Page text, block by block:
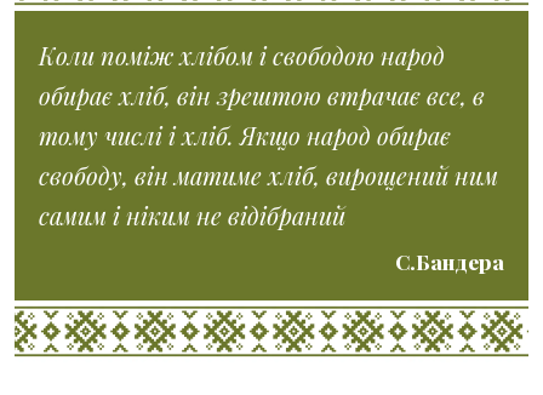
Коли поміж хлібом і свободою народ
обирає хліб, він зрештою втрачає все, в
тому числі і хліб. Якщо народ обирає
свободу, він матиме хліб, вирощений ним
самим і ніким не відібраний
С.Бандера